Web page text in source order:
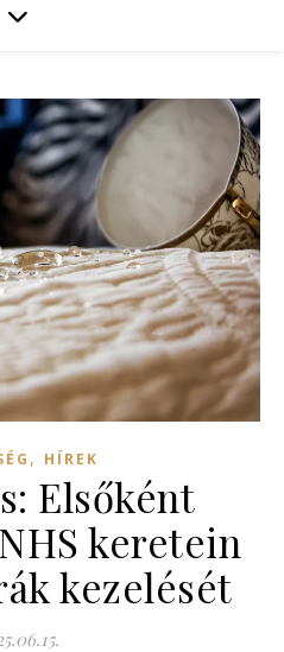
, HÍREK
Elsőként
keretein
kezelését